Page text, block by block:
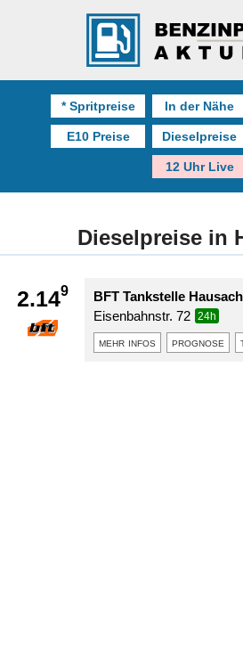
* Spritpreise In der Nähe
E10 Preise Dieselpreise
12 Uhr Live
Dieselpreise in
2.149
BFT Tankstelle Hausach
Eisenbahnstr. 72
24h
mehr infos prognose